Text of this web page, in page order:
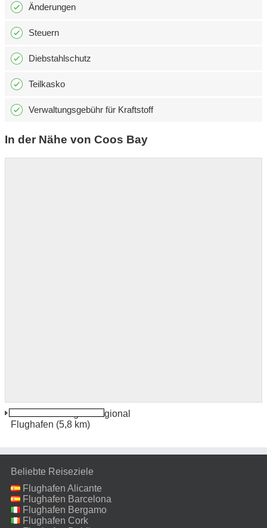
Änderungen
Steuern
Diebstahlschutz
Teilkasko
Verwaltungsgebühr für Kraftstoff
In der Nähe von Coos Bay
Southwest Oregon Regional
Flughafen (5,8 km)
Beliebte Reiseziele
Flughafen Alicante
Flughafen Barcelona
Flughafen Bergamo
Flughafen Cork